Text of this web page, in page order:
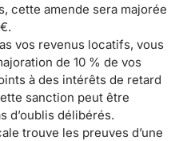
cette amende sera majorée
vos revenus locatifs, vous
de 10 % de vos
à des intérêts de retard
sanction peut être
d’oublis délibérés.
trouve les preuves d’une